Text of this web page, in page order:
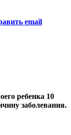
email
ребенка 10
заболевания.